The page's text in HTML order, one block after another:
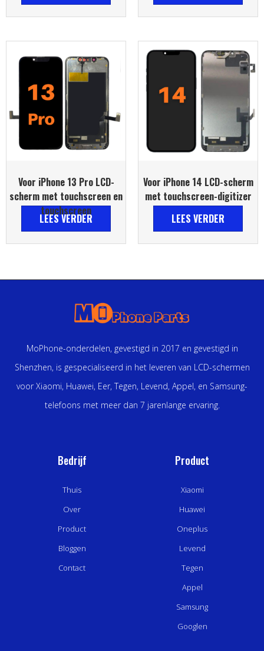
Voor iPhone 13 Pro LCD-
scherm met touchscreen en
touchscreen
LEES VERDER
Voor iPhone 14 LCD-scherm
met touchscreen-digitizer
LEES VERDER
MoPhone-onderdelen, gevestigd in 2017 en gevestigd in
Shenzhen, is gespecialiseerd in het leveren van LCD-schermen
voor Xiaomi, Huawei, Eer, Tegen, Levend, Appel, en Samsung-
telefoons met meer dan 7 jarenlange ervaring.
Bedrijf
Thuis
Over
Product
Bloggen
Contact
Product
Xiaomi
Huawei
Oneplus
Levend
Tegen
Appel
Samsung
Googlen